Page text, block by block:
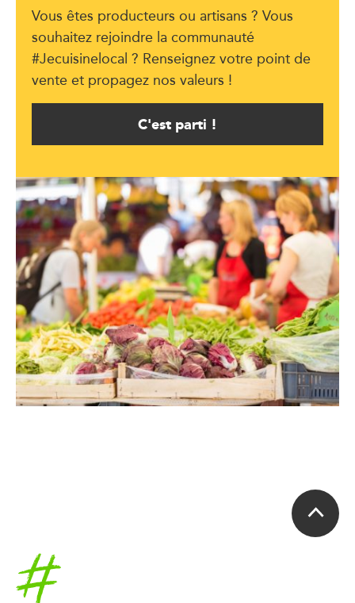
Vous êtes producteurs ou artisans ? Vous
souhaitez rejoindre la communauté
#Jecuisinelocal ? Renseignez votre point de
vente et propagez nos valeurs !
C'est parti !
Accueil